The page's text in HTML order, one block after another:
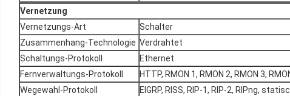
Vernetzung
Vernetzungs-Art
Schalter
Zusammenhang-Technologie Verdrahtet
Schaltungs-Protokoll
Ethernet
Fernverwaltungs-Protokoll
HTTP, RMON 1, RMON 2, RMON 3,
Wegewahl-Protokoll
EIGRP, RISS, RIP-1, RIP-2, RIPng,